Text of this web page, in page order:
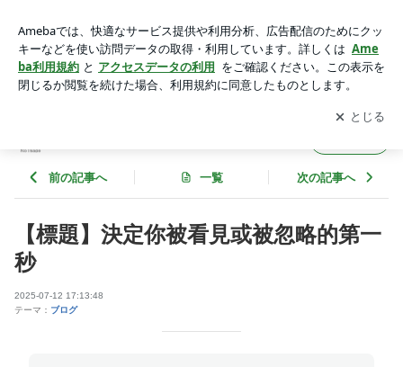
アプリをダウンロードして ブログの更新通知
を受け取りまし
ょう。
開く
前の記事へ 一覧 次の記事へ
【標題】決定你被看見或被忽略的第一
秒
2025-07-12 17:13:48
テーマ： ブログ